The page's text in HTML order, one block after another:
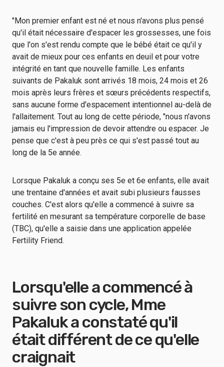
"Mon premier enfant est né et nous n'avons plus pensé
qu'il était nécessaire d'espacer les grossesses, une fois
que l'on s'est rendu compte que le bébé était ce qu'il y
avait de mieux pour ces enfants en deuil et pour votre
intégrité en tant que nouvelle famille. Les enfants
suivants de Pakaluk sont arrivés 18 mois, 24 mois et 26
mois après leurs frères et sœurs précédents respectifs,
sans aucune forme d'espacement intentionnel au-delà de
l'allaitement. Tout au long de cette période, "nous n'avons
jamais eu l'impression de devoir attendre ou espacer. Je
pense que c'est à peu près ce qui s'est passé tout au
long de la 5e année.
Lorsque Pakaluk a conçu ses 5e et 6e enfants, elle avait
une trentaine d'années et avait subi plusieurs fausses
couches. C'est alors qu'elle a commencé à suivre sa
fertilité en mesurant sa température corporelle de base
(TBC), qu'elle a saisie dans une application appelée
Fertility Friend.
Lorsqu'elle a commencé à
suivre son cycle, Mme
Pakaluk a constaté qu'il
était différent de ce qu'elle
craignait